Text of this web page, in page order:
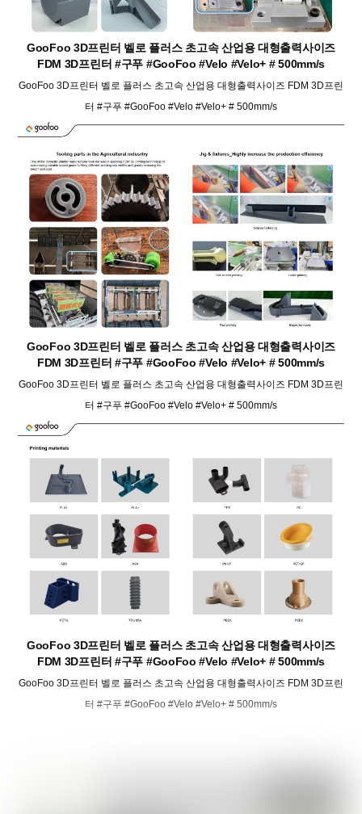
GooFoo 3D프린터 벨로 플러스 초고속 산업용 대형출력사이즈
FDM 3D프린터 #구푸 #GooFoo #Velo #Velo+ # 500mm/s
GooFoo 3D프린터 벨로 플러스 초고속 산업용 대형출력사이즈 FDM 3D프린
터 #구푸 #GooFoo #Velo #Velo+ # 500mm/s
GooFoo 3D프린터 벨로 플러스 초고속 산업용 대형출력사이즈
FDM 3D프린터 #구푸 #GooFoo #Velo #Velo+ # 500mm/s
GooFoo 3D프린터 벨로 플러스 초고속 산업용 대형출력사이즈 FDM 3D프린
터 #구푸 #GooFoo #Velo #Velo+ # 500mm/s
GooFoo 3D프린터 벨로 플러스 초고속 산업용 대형출력사이즈
FDM 3D프린터 #구푸 #GooFoo #Velo #Velo+ # 500mm/s
GooFoo 3D프린터 벨로 플러스 초고속 산업용 대형출력사이즈 FDM 3D프린
터 #구푸 #GooFoo #Velo #Velo+ # 500mm/s